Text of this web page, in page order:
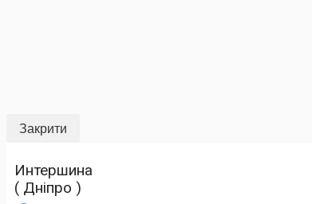
Закрити
Интершина
( Дніпро )